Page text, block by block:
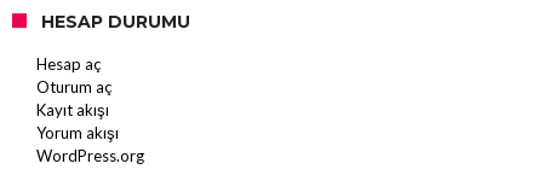
HESAP DURUMU
Hesap aç
Oturum aç
Kayıt akışı
Yorum akışı
WordPress.org